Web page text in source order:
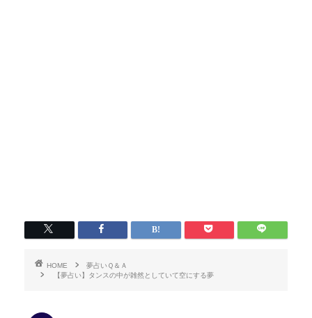
HOME
夢占いＱ＆Ａ
【夢占い】タンスの中が雑然としていて空にする夢